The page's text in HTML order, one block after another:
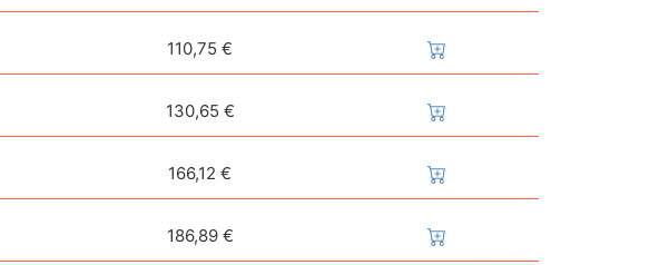
110,75 €
130,65 €
166,12 €
186,89 €